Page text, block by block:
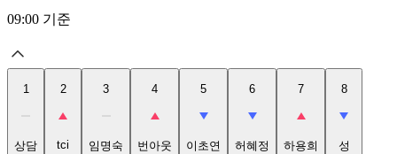
09:00 기준
1
상담
2
tci
3
임명숙
4
번아웃
5
이초연
6
허혜정
7
하용희
8
성